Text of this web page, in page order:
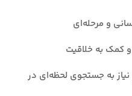
و مرحله‌ای
و کمک به خلاقیت
به جستجوی لحظه‌ای در